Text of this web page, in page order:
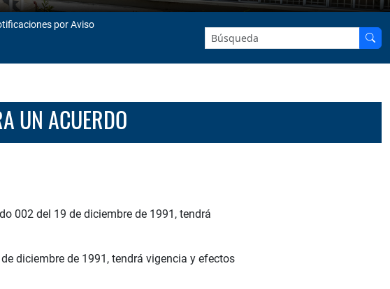
por Aviso
Buscar en el sitio:
UN ACUERDO
002 del 19 de diciembre de 1991, tendrá
diciembre de 1991, tendrá vigencia y efectos